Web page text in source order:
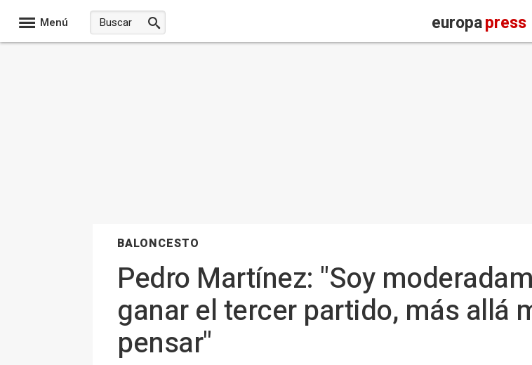
Menú europapress
BALONCESTO
Pedro Martínez: "Soy
ganar el tercer partido, más allá
pensar"